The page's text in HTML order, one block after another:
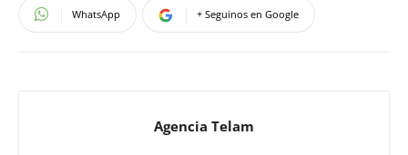
WhatsApp + Seguinos en Google
Agencia Telam